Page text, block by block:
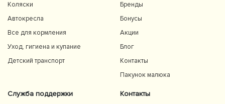
Коляски
Автокресла
Все для кормления
Уход, гигиена и купание
Детский транспорт
Бренды
Бонусы
Акции
Блог
Контакты
Пакунок малюка
Служба поддержки Контакты